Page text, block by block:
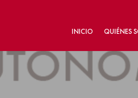
INICIO QUIÉNES